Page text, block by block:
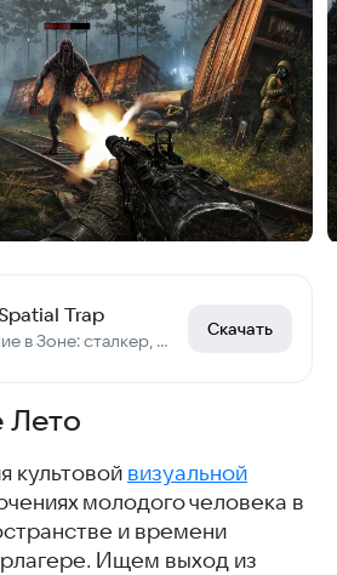
Trap
Выживание в Зоне: сталкер, аномалии, артефакты и борьба за жизнь.
Скачать
Лето
культовой визуальной
молодого человека в
и времени
Ищем выход из